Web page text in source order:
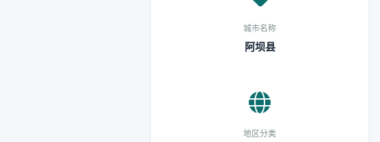
城市名称
阿坝县
地区分类